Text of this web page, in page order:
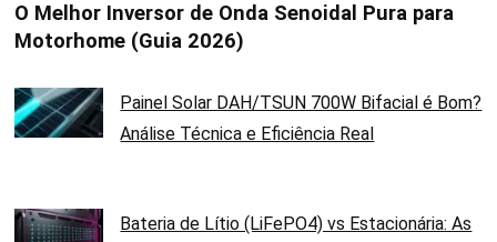
O Melhor Inversor de Onda Senoidal Pura para
Motorhome (Guia 2026)
Painel Solar DAH/TSUN 700W Bifacial é Bom?
Análise Técnica e Eficiência Real
Bateria de Lítio (LiFePO4) vs Estacionária: As